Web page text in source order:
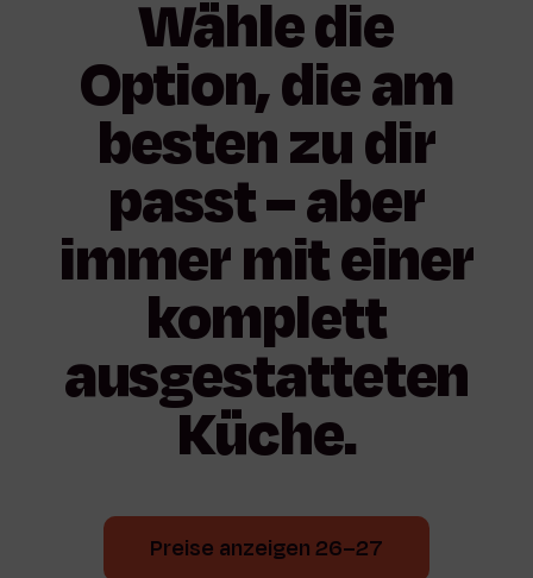
Wähledie
Option,dieam
bestenzudir
passt–aber
immermiteiner
komplett
ausgestatteten
Küche.
Preise anzeigen 26–27